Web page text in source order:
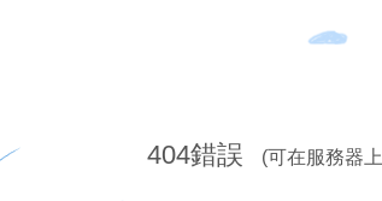
404錯誤 (可在服務器